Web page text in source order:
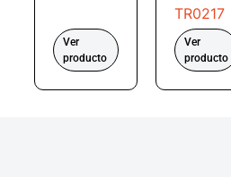
Ver
producto
TR0217
Ver
producto